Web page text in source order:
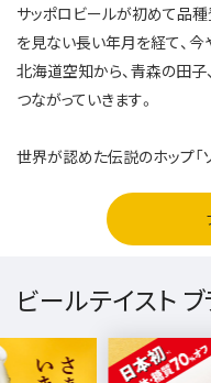
サッポロビールが初めて品種
を見ない長い年月を経て、今
北海道空知から、青森の田
つながっていきます。
世界が認めた伝説のホップ「
ビールテイスト ブ